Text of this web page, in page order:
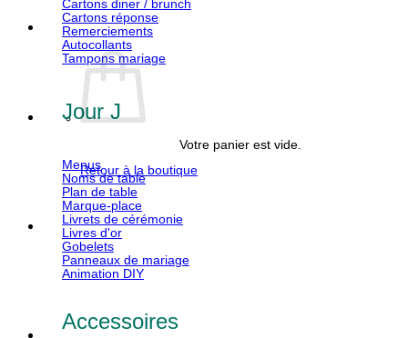
Votre panier est vide.
Retour à la boutique
Cartons diner / brunch
Cartons réponse
Remerciements
Autocollants
Tampons mariage
Jour J
Menus
Noms de table
Plan de table
Marque-place
Livrets de cérémonie
Livres d'or
Gobelets
Panneaux de mariage
Animation DIY
Accessoires